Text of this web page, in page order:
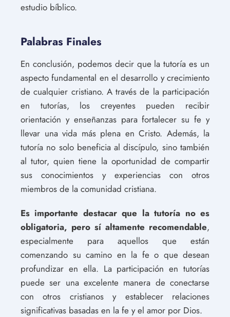
estudio bíblico.
Palabras Finales
En conclusión, podemos decir que la tutoría es un
aspecto fundamental en el desarrollo y crecimiento
de cualquier cristiano. A través de la participación
en tutorías, los creyentes pueden recibir
orientación y enseñanzas para fortalecer su fe y
llevar una vida más plena en Cristo. Además, la
tutoría no solo beneficia al discípulo, sino también
al tutor, quien tiene la oportunidad de compartir
sus conocimientos y experiencias con otros
miembros de la comunidad cristiana.
Es importante destacar que la tutoría no es
obligatoria, pero sí altamente recomendable,
especialmente para aquellos que están
comenzando su camino en la fe o que desean
profundizar en ella. La participación en tutorías
puede ser una excelente manera de conectarse
con otros cristianos y establecer relaciones
significativas basadas en la fe y el amor por Dios.